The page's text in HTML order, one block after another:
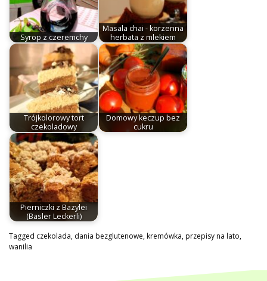
Syrop z czeremchy
Masala chai - korzenna
herbata z mlekiem
Trójkolorowy tort
czekoladowy
Domowy keczup bez
cukru
Pierniczki z Bazylei
(Basler Leckerli)
Tagged czekolada, dania bezglutenowe,kremówka,przepisy na lato,
wanilia